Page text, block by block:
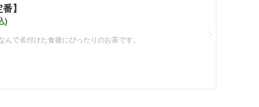
】
)
んで名付けた食後にぴったりのお茶です。